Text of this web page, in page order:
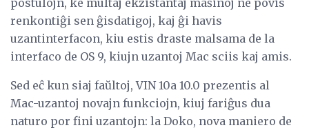
postulojn, ke multaj ekzistantaj maŝinoj ne povis
renkontiĝi sen ĝisdatigoj, kaj ĝi havis
uzantinterfacon, kiu estis draste malsama de la
interfaco de OS 9, kiujn uzantoj Mac sciis kaj amis.
Sed eĉ kun siaj faŭltoj, VIN 10a 10.0 prezentis al
Mac-uzantoj novajn funkciojn, kiuj fariĝus dua
naturo por fini uzantojn: la Doko, nova maniero de